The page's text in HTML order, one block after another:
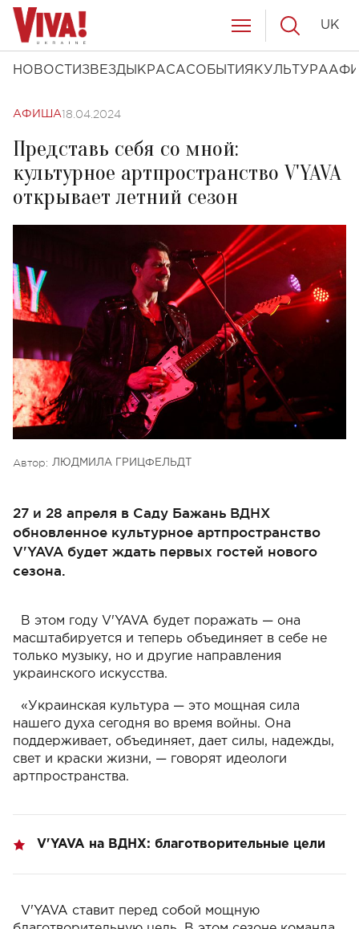
НОВОСТИ ЗВЕЗДЫ КРАСАСОБЫТИЯ КУЛЬТУРА
UK
АФИША18.04.2024
Представь себя со мной:
культурное артпространство V'YAVA
открывает летний сезон
Автор: ЛЮДМИЛА ГРИЦФЕЛЬДТ
27 и 28 апреля в Саду Бажань ВДНХ
обновленное культурное артпространство
V'YAVA будет ждать первых гостей нового
сезона.
В этом году V'YAVA будет поражать — она
масштабируется и теперь объединяет в себе не
только музыку, но и другие направления
украинского искусства.
«Украинская культура — это мощная сила
нашего духа сегодня во время войны. Она
поддерживает, объединяет, дает силы, надежды,
свет и краски жизни, — говорят идеологи
артпространства.
V'YAVA на ВДНХ: благотворительные цели
V'YAVA ставит перед собой мощную